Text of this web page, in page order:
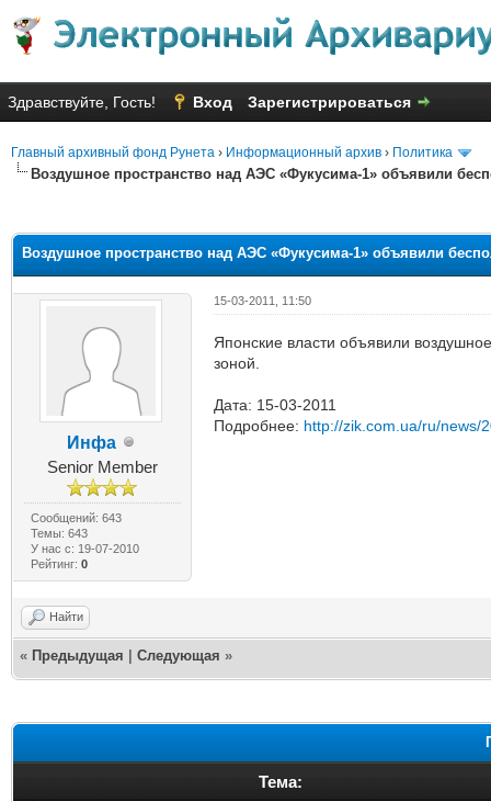
Здравствуйте, Гость! Вход Зарегистрироваться
Главный архивный фонд Рунета › Информационный архив › Политика
Воздушное пространство над АЭС «Фукусима-1» объявили
Воздушное пространство над АЭС «Фукусима-1» объявили
Инфа
Senior Member
Сообщений: 643
Темы: 643
У нас с: 19-07-2010
Рейтинг: 0
15-03-2011, 11:50
Японские власти объявили
зоной.
Дата: 15-03-2011
Подробнее: http://zik.com.ua/ru/news/
Найти
« Предыдущая Следующая »
Тема: